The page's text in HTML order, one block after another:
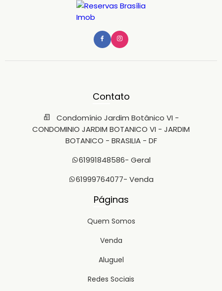
Contato
Condomínio Jardim Botânico VI -
CONDOMINIO JARDIM BOTANICO VI - JARDIM
BOTANICO - BRASILIA - DF
61991848586- Geral
61999764077- Venda
Páginas
Quem Somos
Venda
Aluguel
Redes Sociais